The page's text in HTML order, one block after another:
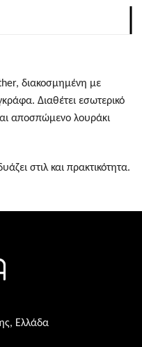
διακοσμημένη με
Διαθέτει εσωτερικό
αποσπώμενο λουράκι
στιλ και πρακτικότητα.
Ελλάδα